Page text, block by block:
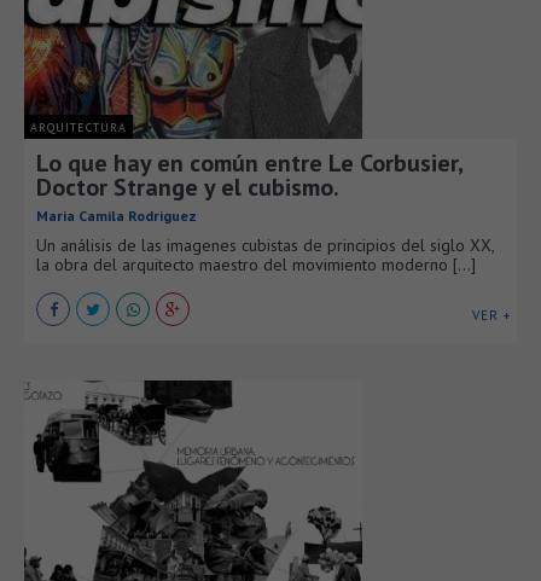
ARQUITECTURA
Lo que hay en común entre Le Corbusier,
Doctor Strange y el cubismo.
Maria Camila Rodriguez
Un análisis de las imagenes cubistas de principios del siglo XX,
la obra del arquitecto maestro del movimiento moderno [...]
VER +